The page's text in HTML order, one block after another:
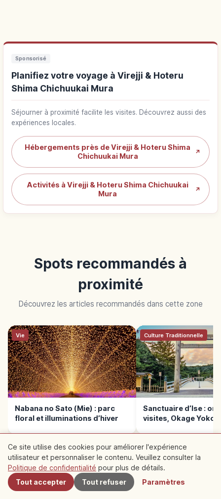
Sponsorisé
Planifiez votre voyage à Virejji & Hoteru
Shima Chichuukai Mura
Séjourner à proximité facilite les visites. Découvrez aussi des
expériences locales.
Hébergements près de Virejji & Hoteru Shima
Chichuukai Mura
↗
Activités à Virejji & Hoteru Shima Chichuukai
Mura
↗
Spots recommandés à
proximité
Découvrez les articles recommandés dans cette zone
Vie
Nabana no Sato (Mie) : parc
floral et illuminations d’hiver
Culture Traditionnelle
Sanctuaire d’Ise :
visites, Okage
LIRE LA SUITE →
À proximité
Ce site utilise des cookies pour améliorer l'expérience
utilisateur et personnaliser le contenu. Veuillez consulter la
Politique de confidentialité pour plus de détails.
Tout accepter
Tout refuser Paramètres